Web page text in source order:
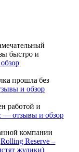
быстро и
прошла без
и обзор
работой и
— отзывы и обзор
компании
Rolling Reserve –
жулики)